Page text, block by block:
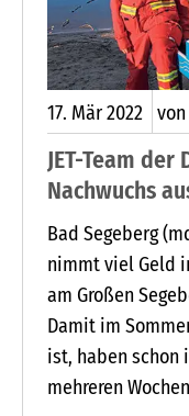
17. Mär2022
JET-Team
Nachwuchs
Bad Segeberg
nimmt viel Geld
am Großen
Ein neuer Steg,
Wasser und
sollen mehr
Damit im
ist, haben schon
mehreren